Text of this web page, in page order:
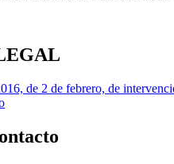
de 2 de febrero, de